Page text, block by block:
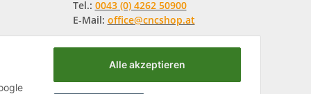
Tel.: 0043 (0) 4262 50900
E-Mail: office@cncshop.at
Alle akzeptieren